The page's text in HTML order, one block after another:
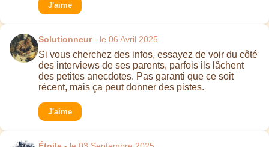
J'aime
Solutionneur- le 06 Avril 2025
Si vous cherchez des infos, essayez de voir du côté
des interviews de ses parents, parfois ils lâchent
des petites anecdotes. Pas garanti que ce soit
récent, mais ça peut donner des pistes.
J'aime